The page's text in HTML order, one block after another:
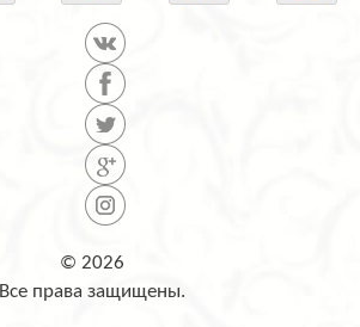
© 2026
Все права защищены.